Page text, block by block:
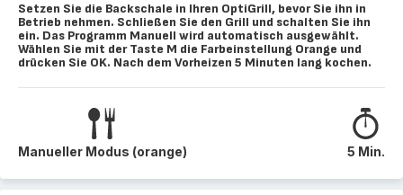
Setzen Sie die Backschale in Ihren OptiGrill, bevor Sie ihn in
Betrieb nehmen. Schließen Sie den Grill und schalten Sie ihn
ein. Das Programm Manuell wird automatisch ausgewählt.
Wählen Sie mit der Taste M die Farbeinstellung Orange und
drücken Sie OK. Nach dem Vorheizen 5 Minuten lang kochen.
Manueller Modus (orange) 5 Min.